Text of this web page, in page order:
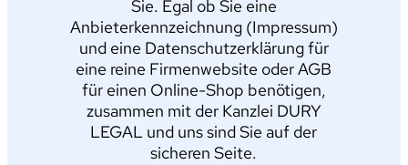
Sie. Egal ob Sie eine
Anbieterkennzeichnung (Impressum)
und eine Datenschutzerklärung für
eine reine Firmenwebsite oder AGB
für einen Online-Shop benötigen,
zusammen mit der Kanzlei DURY
LEGAL und uns sind Sie auf der
sicheren Seite.